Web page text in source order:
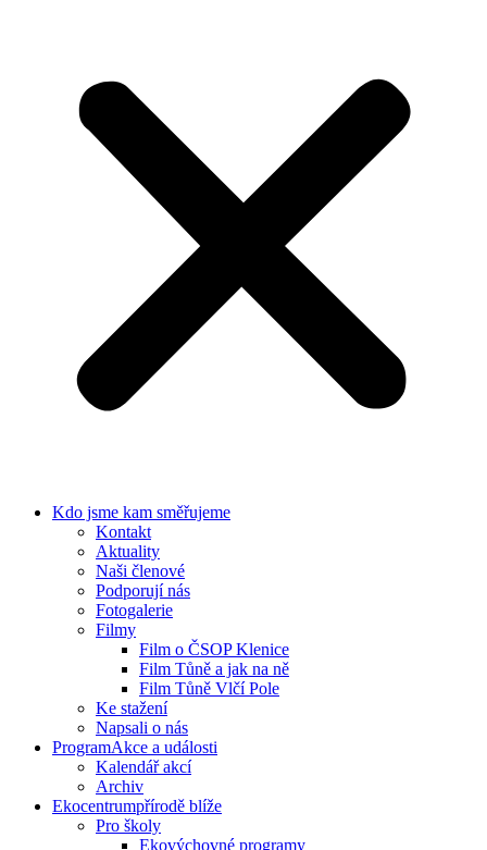
Kdo jsme kam směřujeme
Kontakt
Aktuality
Naši členové
Podporují nás
Fotogalerie
Filmy
Film o ČSOP Klenice
Film Tůně a jak na ně
Film Tůně Vlčí Pole
Ke stažení
Napsali o nás
ProgramAkce a události
Kalendář akcí
Archiv
Ekocentrumpřírodě blíže
Pro školy
Ekovýchovné programy